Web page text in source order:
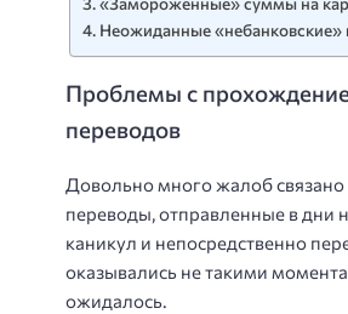
Неожиданные
Проблемы с
переводов
Довольно много жалоб связано
переводы, отправленные в дни
каникул и непосредственно
оказывались не такими
ожидалось.